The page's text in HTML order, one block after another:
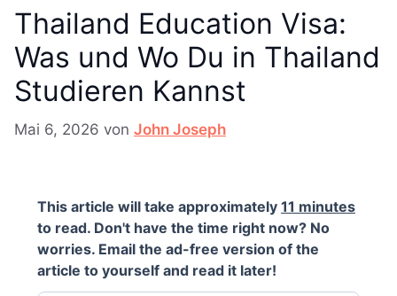
Thailand Education Visa:
Was und Wo Du in Thailand
Studieren Kannst
Mai 6, 2026 von John Joseph
This article will take approximately 11 minutes
to read. Don't have the time right now? No
worries. Email the ad-free version of the
article to yourself and read it later!